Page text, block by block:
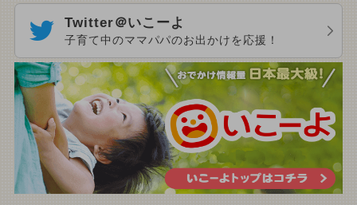
Twitter＠いこーよ
子育て中のママパパのお出かけを応援！